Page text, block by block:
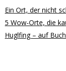
Ein Ort, der nicht
5 Wow-Orte, die
Huglfing – auf